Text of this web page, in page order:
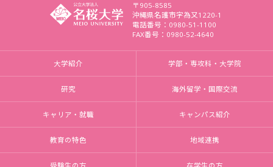
〒905-8585
沖縄県名護市字為又1220-1
電話番号：0980-51-1100
FAX番号：0980-52-4640
大学紹介 学部・専攻科・大学院
研究 海外留学・国際交流
キャリア・就職 キャンパス紹介
教育の特色 地域連携